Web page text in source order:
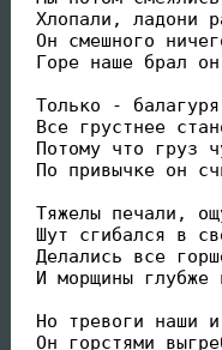
Хлопали, ладони
Он смешного
Горе наше брал
Только -
Все грустнее
Потому что груз
По привычке он
Тяжелы печали,
Шут сгибался в
Делались все
И морщины глубже
Но тревоги наши
Он горстями